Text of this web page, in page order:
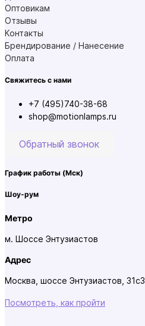
Оптовикам
Отзывы
Контакты
Брендирование / Нанесение
Оплата
Свяжитесь с нами
+7 (495)740-38-68
shop@motionlamps.ru
Обратный звонок
График работы (Мск)
Шоу-рум
Метро
м. Шоссе Энтузиастов
Адрес
Москва, шоссе Энтузиастов, 31с3
Посмотреть, как пройти